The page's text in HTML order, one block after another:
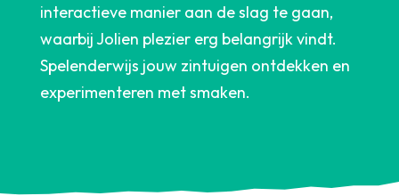
interactieve manier aan de slag te gaan,
waarbij Jolien plezier erg belangrijk vindt.
Spelenderwijs jouw zintuigen ontdekken en
experimenteren met smaken.